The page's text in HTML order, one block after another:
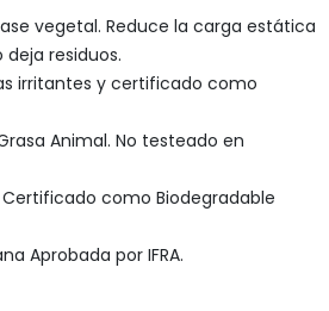
vegetal. Reduce la carga estática
residuos.
irritantes y certificado como
Animal. No testeado en
como Biodegradable
Aprobada por IFRA.